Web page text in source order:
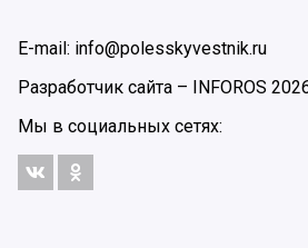
E-mail: info@polesskyvestnik.ru
Разработчик сайта – INFOROS
Мы в социальных сетях: